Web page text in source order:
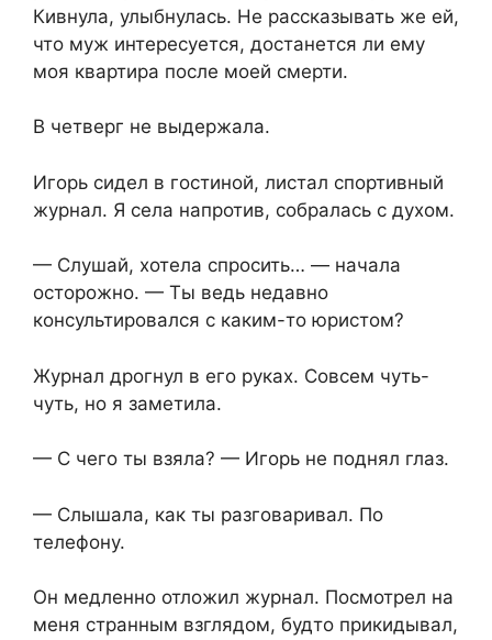
Кивнула, улыбнулась. Не рассказывать же ей,
что муж интересуется, достанется ли ему
моя квартира после моей смерти.
В четверг не выдержала.
Игорь сидел в гостиной, листал спортивный
журнал. Я села напротив, собралась с духом.
— Слушай, хотела спросить… — начала
осторожно. — Ты ведь недавно
консультировался с каким-то юристом?
Журнал дрогнул в его руках. Совсем чуть-
чуть, но я заметила.
— С чего ты взяла? — Игорь не поднял глаз.
— Слышала, как ты разговаривал. По
телефону.
Он медленно отложил журнал. Посмотрел на
меня странным взглядом, будто прикидывал,